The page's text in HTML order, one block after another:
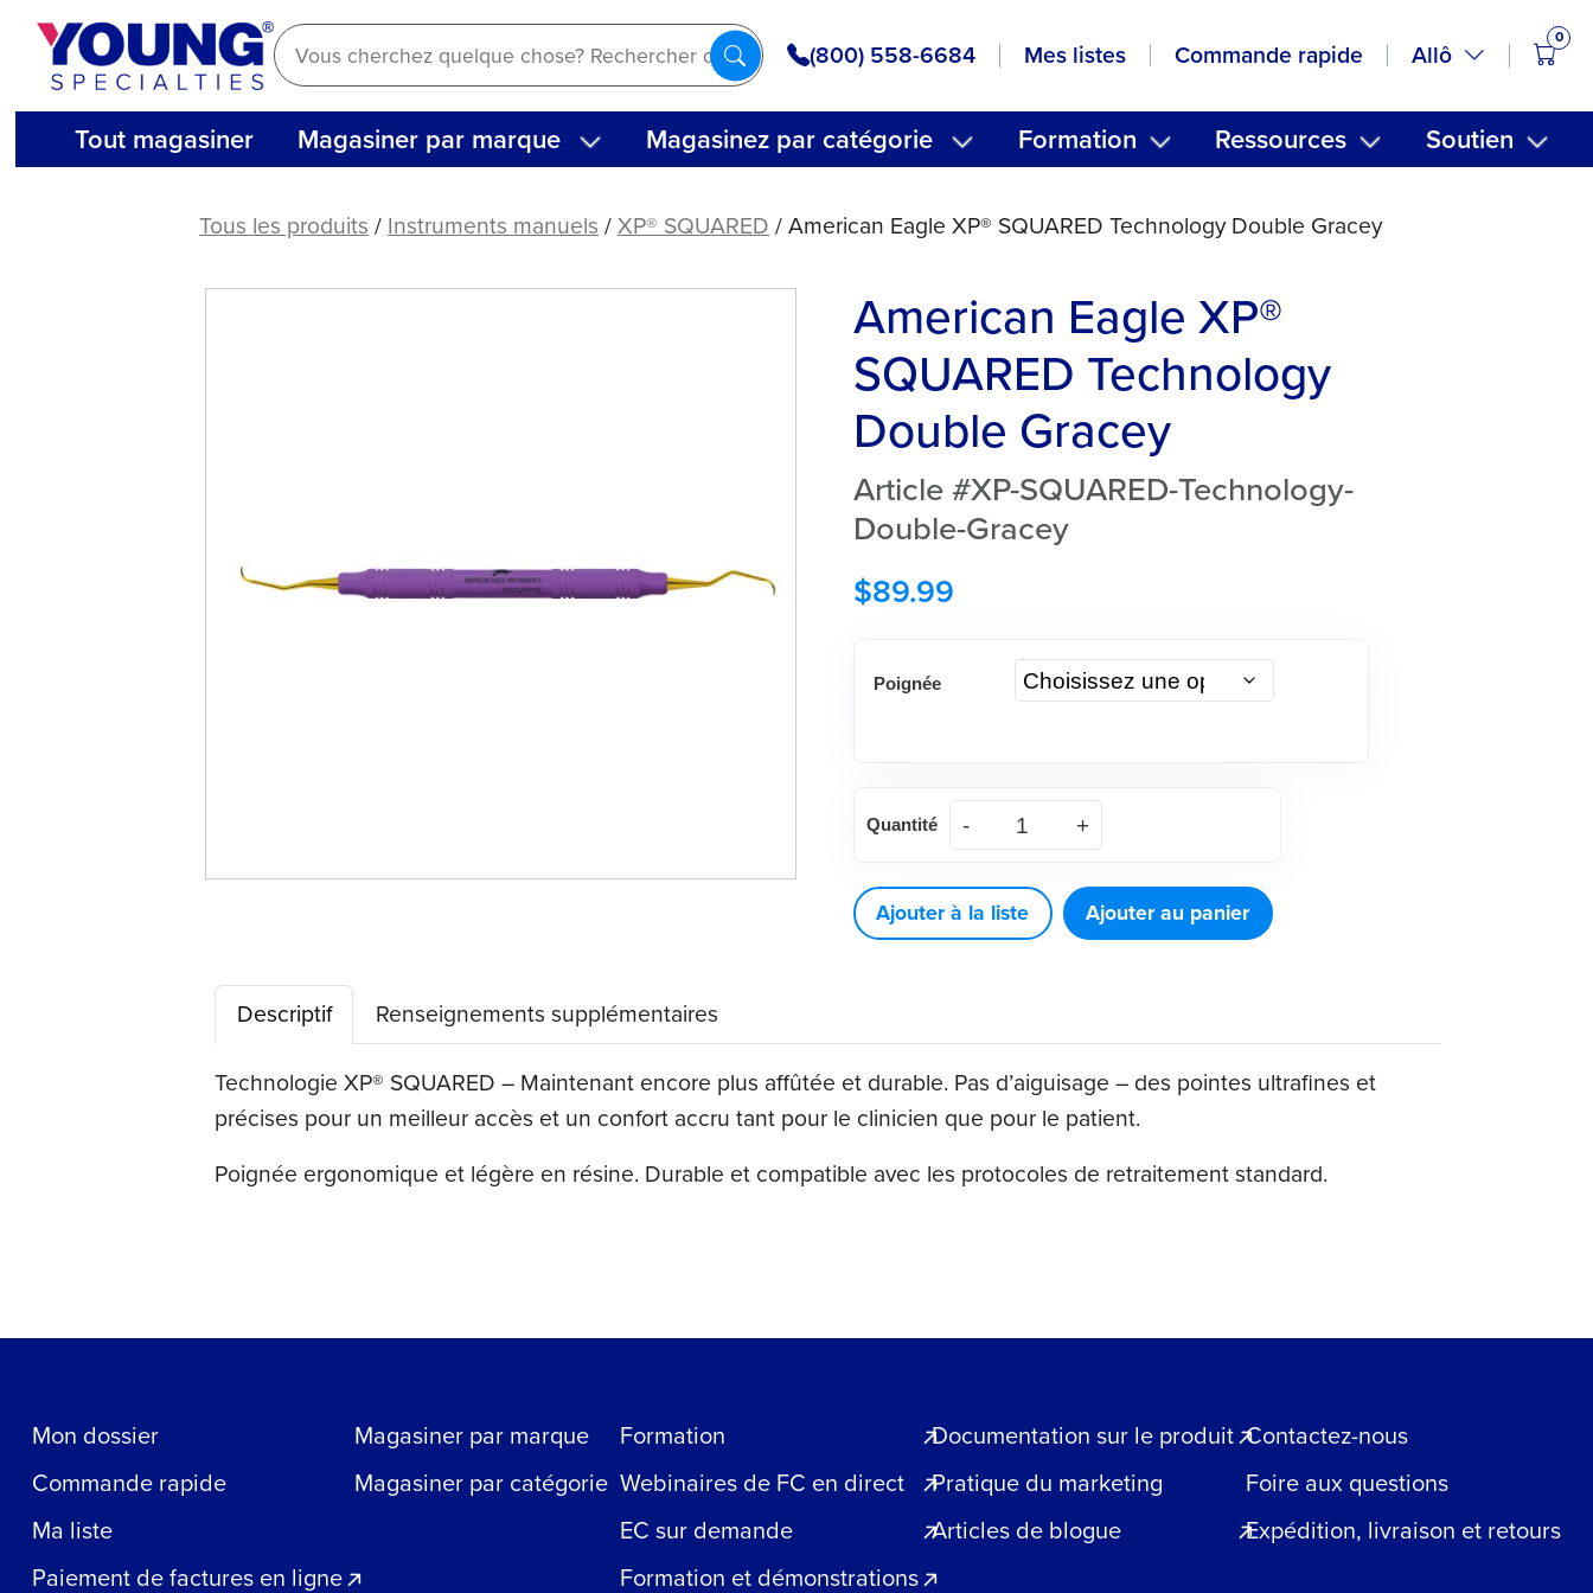
Aller
contenu
(800) 558-6684 Mes listes Commande rapide Allô
0
Tout magasiner Magasiner par marque Magasinez par catégorie Formation Ressources Soutien
SQUARED
Tous les produits/Instruments manuels/XP® SQUARED/ American Eagle XP® SQUARED Technology Double Gracey
American Eagle XP®
SQUARED Technology
Double Gracey
Article #XP-SQUARED-Technology-
Double-Gracey
$89.99
Poignée
Eagle
SQUARED
Technology
quantité
Quantité
Ajouter à la liste Ajouter au panier
Descriptif
Renseignements supplémentaires
Technologie XP® SQUARED – Maintenant encore plus affûtée et durable. Pas d’aiguisage – des pointes ultrafines et
précises pour un meilleur accès et un confort accru tant pour le clinicien que pour le patient.
Poignée ergonomique et légère en résine. Durable et compatible avec les protocoles de retraitement standard.
Mon dossier
Commande rapide
Ma liste
Paiement de factures en ligne
Magasiner par marque
Magasiner par catégorie
Formation
Webinaires de FC en direct
EC sur demande
Formation et démonstrations
Documentation sur le produit
Pratique du marketing
Articles de blogue
Contactez-nous
Foire aux questions
Expédition, livraison et retours